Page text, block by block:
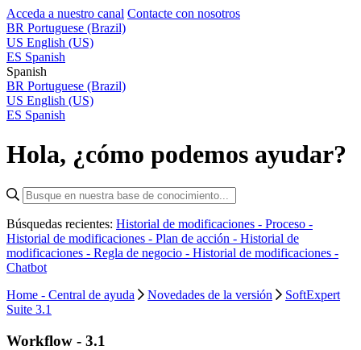
Acceda a nuestro canal Contacte con nosotros
BR Portuguese (Brazil)
US English (US)
ES Spanish
Spanish
BR Portuguese (Brazil)
US English (US)
ES Spanish
Hola, ¿cómo podemos ayudar?
Búsquedas recientes: Historial de modificaciones - Proceso -
Historial de modificaciones - Plan de acción - Historial de
modificaciones - Regla de negocio - Historial de modificaciones -
Chatbot
Home - Central de ayuda
Novedades de la versión
SoftExpert
Suite 3.1
Workflow - 3.1